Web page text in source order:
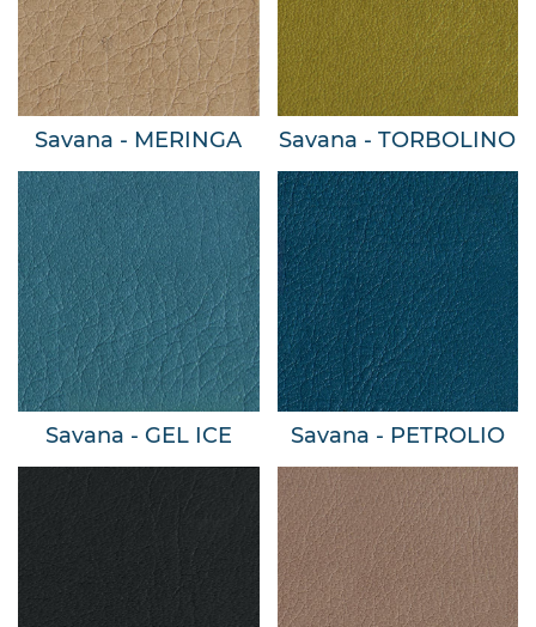
Savana - MERINGA Savana - TORBOLINO
Savana - GEL ICE Savana - PETROLIO